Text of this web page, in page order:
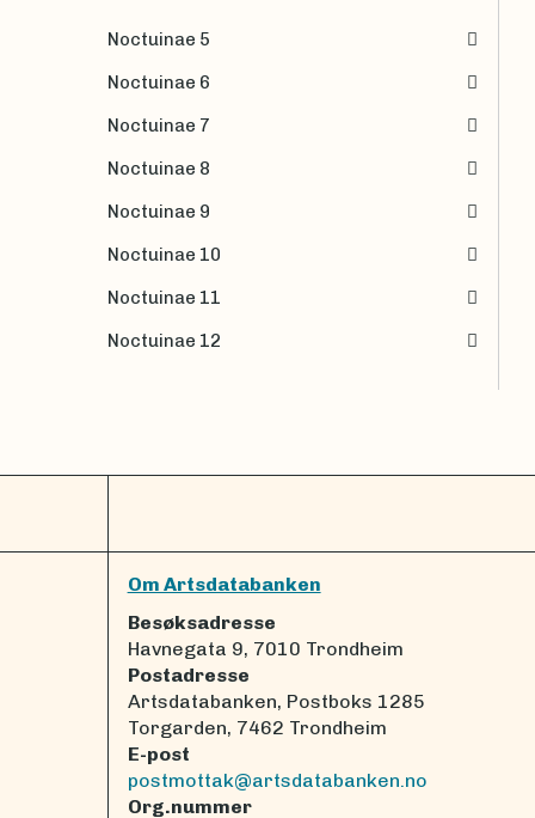
Noctuinae 5
Noctuinae 6
Noctuinae 7
Noctuinae 8
Noctuinae 9
Noctuinae 10
Noctuinae 11
Noctuinae 12
Om Artsdatabanken
Besøksadresse
Havnegata 9, 7010 Trondheim
Postadresse
Artsdatabanken, Postboks 1285
Torgarden, 7462 Trondheim
E-post
postmottak@artsdatabanken.no
Org.nummer